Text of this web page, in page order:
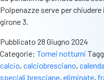
Polpenazze serve per
girone 3.
Pubblicato 28 Giugno 2024
Categorie: Tornei notturni
calcio, calciobresciano,
speciali bresciane, eliminate,